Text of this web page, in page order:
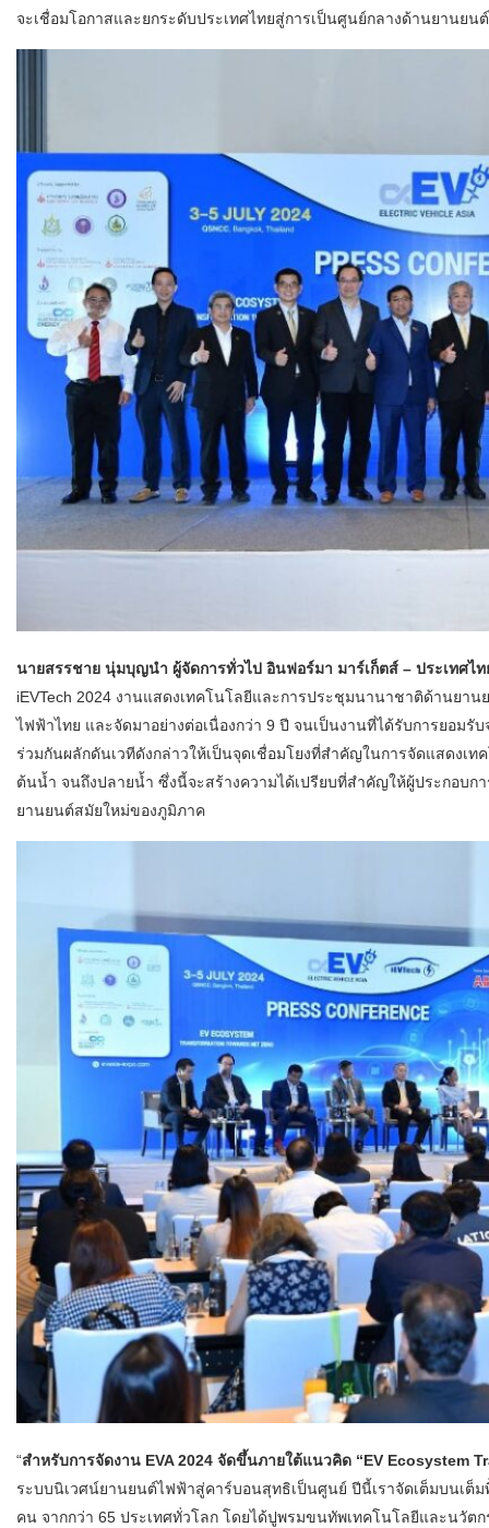
จะเชื่อมโอกาสและยกระดับประเทศไทยสู่การเป็นศูนย์กลางด้านยานย
นายสรรชาย นุ่มบุญนำ ผู้จัดการทั่วไป อินฟอร์มา มาร์เก็ตส์ – ประเทศไท
iEVTech 2024 งานแสดงเทคโนโลยีและการประชุมนานาชาติด้านย
ไฟฟ้าไทย และจัดมาอย่างต่อเนื่องกว่า 9 ปี จนเป็นงานที่ได้รับการยอม
ร่วมกันผลักดันเวทีดังกล่าวให้เป็นจุดเชื่อมโยงที่สำคัญในการจัดแสดง
ต้นน้ำ จนถึงปลายน้ำ ซึ่งนี้จะสร้างความได้เปรียบที่สำคัญให้ผู้ประกอบก
ยานยนต์สมัยใหม่ของภูมิภาค
“สำหรับการจัดงาน EVA 2024 จัดขึ้นภายใต้แนวคิด “EV Ecosystem
ระบบนิเวศน์ยานยนต์ไฟฟ้าสู่คาร์บอนสุทธิเป็นศูนย์ ปีนี้เราจัดเต็มบนเต็
คน จากกว่า 65 ประเทศทั่วโลก โดยได้ปูพรมขนทัพเทคโนโลยีและนวั